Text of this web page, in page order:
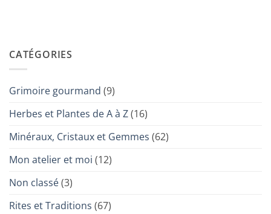
CATÉGORIES
Grimoire gourmand (9)
Herbes et Plantes de A à Z(16)
Minéraux, Cristaux et Gemmes (62)
Mon atelier et moi (12)
Non classé(3)
Rites et Traditions (67)